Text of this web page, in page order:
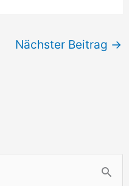
Nächster Beitrag →